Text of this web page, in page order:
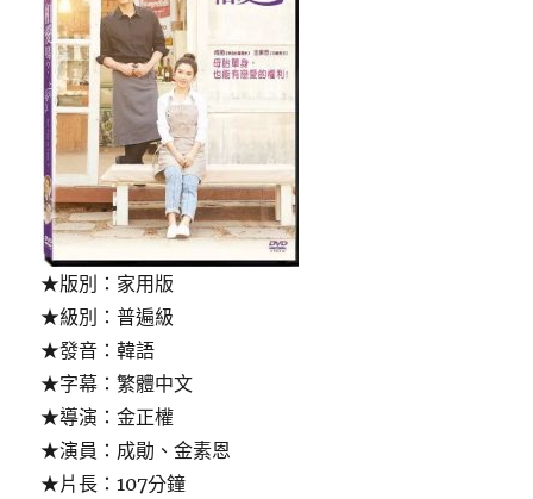
★版別：家用版
★級別：普遍級
★發音：韓語
★字幕：繁體中文
★導演：金正權
★演員：成勛、金素恩
★片長：107分鐘